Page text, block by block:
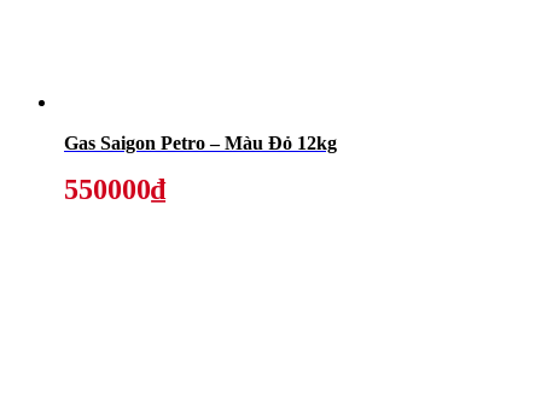
Gas Saigon Petro – Màu Đỏ 12kg
550000₫